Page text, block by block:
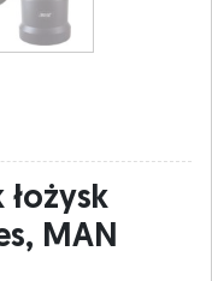
łożysk
MAN